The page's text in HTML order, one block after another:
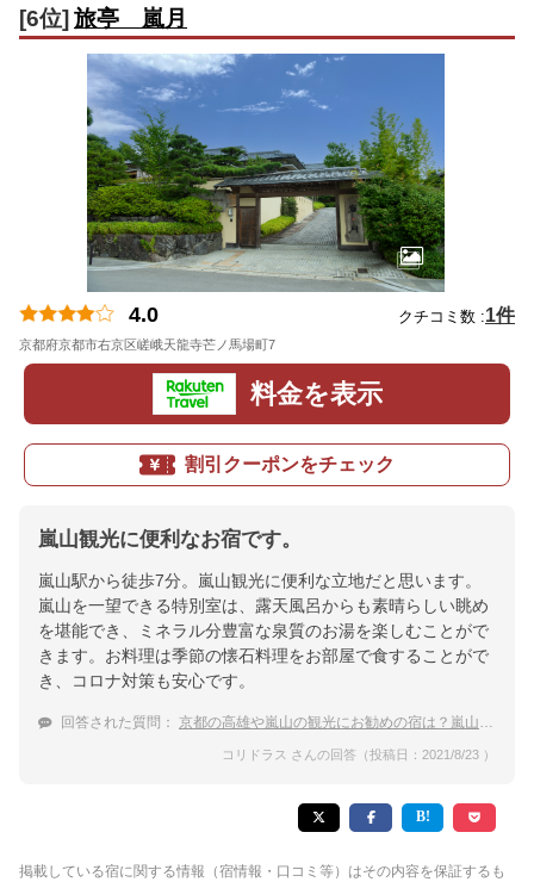
[6位] 旅亭 嵐月
4.0 クチコミ数 :1件
京都府京都市右京区嵯峨天龍寺芒ノ馬場町7
料金を表示
割引クーポンをチェック
嵐山観光に便利なお宿です。
嵐山駅から徒歩7分。嵐山観光に便利な立地だと思います。
嵐山を一望できる特別室は、露天風呂からも素晴らしい眺め
を堪能でき、ミネラル分豊富な泉質のお湯を楽しむことがで
きます。お料理は季節の懐石料理をお部屋で食することがで
き、コロナ対策も安心です。
回答された質問： 京都の高雄や嵐山の観光にお勧めの宿は？嵐山で露天風呂があったり和食が楽しめる旅館
コリドラス さんの回答（投稿日：2021/8/23 ）
掲載している宿に関する情報（宿情報・口コミ等）はその内容を保証するも